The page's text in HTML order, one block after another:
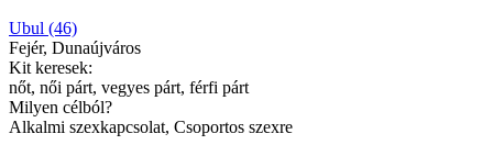
Ubul (46)
Fejér, Dunaújváros
Kit keresek:
nőt, női párt, vegyes párt, férfi párt
Milyen célból?
Alkalmi szexkapcsolat, Csoportos szexre